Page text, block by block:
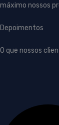
máximo nossos
Depoimentos
O que nossos